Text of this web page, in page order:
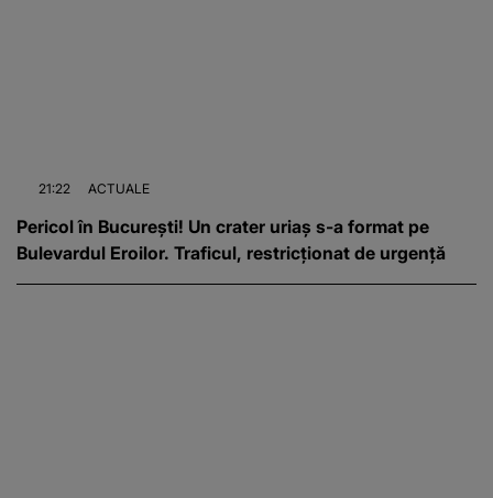
21:22 ACTUALE
Pericol în București! Un crater uriaș s-a format pe
Bulevardul Eroilor. Traficul, restricționat de urgență